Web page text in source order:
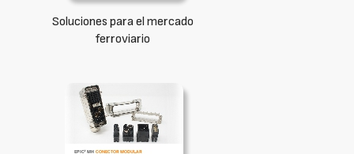
Soluciones para el mercado
ferroviario